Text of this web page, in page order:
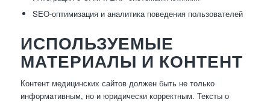
SEO-оптимизация и аналитика поведения пользователей
ИСПОЛЬЗУЕМЫЕ
МАТЕРИАЛЫ И КОНТЕНТ
Контент медицинских сайтов должен быть не только
информативным, но и юридически корректным. Тексты о